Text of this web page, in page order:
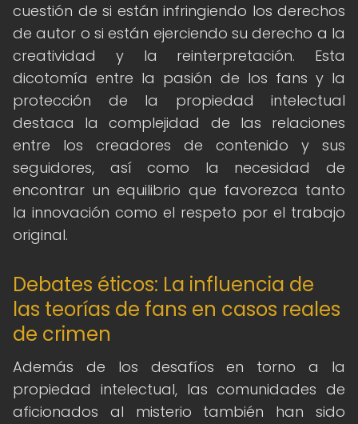
cuestión de si están infringiendo los derechos
de autor o si están ejerciendo su derecho a la
creatividad y la reinterpretación. Esta
dicotomía entre la pasión de los fans y la
protección de la propiedad intelectual
destaca la complejidad de las relaciones
entre los creadores de contenido y sus
seguidores, así como la necesidad de
encontrar un equilibrio que favorezca tanto
la innovación como el respeto por el trabajo
original.
Debates éticos: La influencia de
las teorías de fans en casos reales
de crimen
Además de los desafíos en torno a la
propiedad intelectual, las comunidades de
aficionados al misterio también han sido